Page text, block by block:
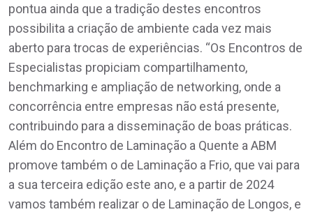
pontua ainda que a tradição destes encontros
possibilita a criação de ambiente cada vez mais
aberto para trocas de experiências. “Os Encontros de
Especialistas propiciam compartilhamento,
benchmarking e ampliação de networking, onde a
concorrência entre empresas não está presente,
contribuindo para a disseminação de boas práticas.
Além do Encontro de Laminação a Quente a ABM
promove também o de Laminação a Frio, que vai para
a sua terceira edição este ano, e a partir de 2024
vamos também realizar o de Laminação de Longos, e